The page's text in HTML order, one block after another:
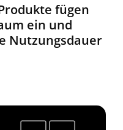
fügen
ein und
Nutzungsdauer